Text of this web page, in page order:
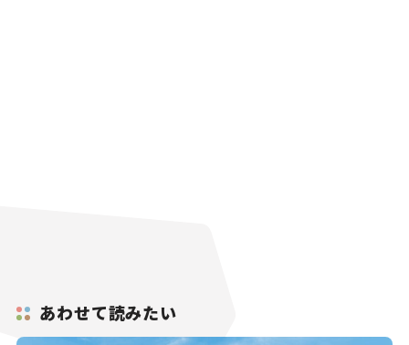
あわせて読みたい